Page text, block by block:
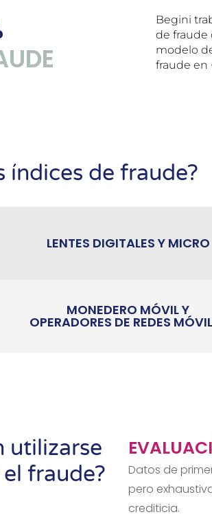
Begini
de fraude
modelo
fraude en
índices de fraude?
LENTES DIGITALES Y MICRO
MONEDERO MÓVIL Y
OPERADORES DE REDES
utilizarse
fraude?
Datos de
pero
crediticia.